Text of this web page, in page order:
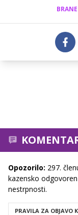
BRANE
Opozorilo: 297.
kazensko
nestrpnosti.
PRAVILA ZA OBJAVO